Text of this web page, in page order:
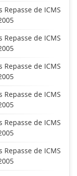
de ICMS
de ICMS
de ICMS
de ICMS
de ICMS
de ICMS